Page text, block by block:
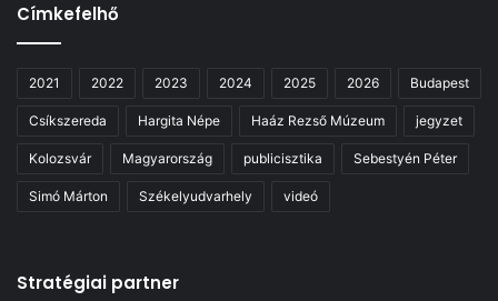
Címkefelhő
2021 2022 2023 2024 2025 2026 Budapest
Csíkszereda Hargita Népe Haáz Rezső Múzeum jegyzet
Kolozsvár Magyarország publicisztika Sebestyén Péter
Simó Márton Székelyudvarhely videó
Stratégiai partner